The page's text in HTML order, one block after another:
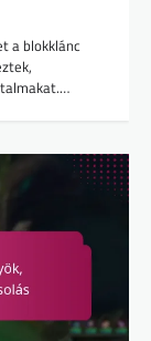
a blokklánc